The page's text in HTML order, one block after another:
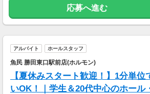
( 所要時間 ) 約20分
/// スマイルあおぞらバス ///
( 乗り場 ) 勝田駅東口バスターミナル 1番のり
ス」行きバス
( 所要時間 ) 約45分
応募へ進む
アルバイト ホールスタッフ
魚民 勝田東口駅前店(ホルモン)
【夏休みスタート歓迎！】1分単
いOK！｜学生＆20代中心のホール